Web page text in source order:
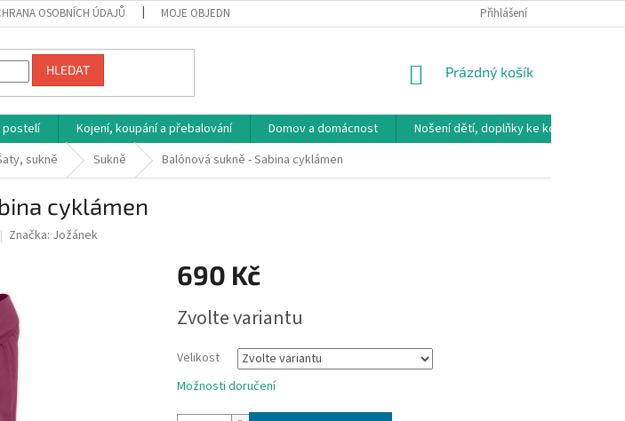
OSOBNÍCH ÚDAJŮ MOJE OBJEDNÁVKA DOPRAVA, PLATBY A
Přihlášení
HLEDAT
NÁKUPNÍ
Prázdný košík
postelí Kojení, koupání a přebalování Domov a domácnost
Nošení dětí, doplňky ke kočárkům
sukně Sukně Balónová sukně - Sabina cyklámen
cyklámen
Značka: Jožánek
690 Kč
cena:
Zvolte variantu
Velikost
Možnosti doručení